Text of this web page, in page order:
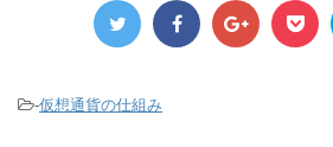
-仮想通貨の仕組み